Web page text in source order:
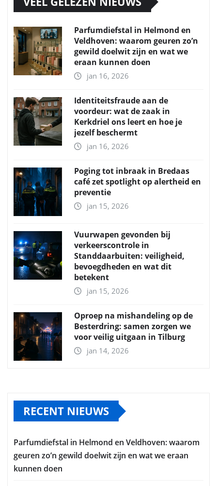
Parfumdiefstal in Helmond en
Veldhoven: waarom geuren zo’n
gewild doelwit zijn en wat we
eraan kunnen doen
jan 16, 2026
Identiteitsfraude aan de
voordeur: wat de zaak in
Kerkdriel ons leert en hoe je
jezelf beschermt
jan 16, 2026
Poging tot inbraak in Bredaas
café zet spotlight op alertheid en
preventie
jan 15, 2026
Vuurwapen gevonden bij
verkeerscontrole in
Standdaarbuiten: veiligheid,
bevoegdheden en wat dit
betekent
jan 15, 2026
Oproep na mishandeling op de
Besterdring: samen zorgen we
voor veilig uitgaan in Tilburg
jan 14, 2026
RECENT NIEUWS
Parfumdiefstal in Helmond en Veldhoven: waarom
geuren zo’n gewild doelwit zijn en wat we eraan
kunnen doen